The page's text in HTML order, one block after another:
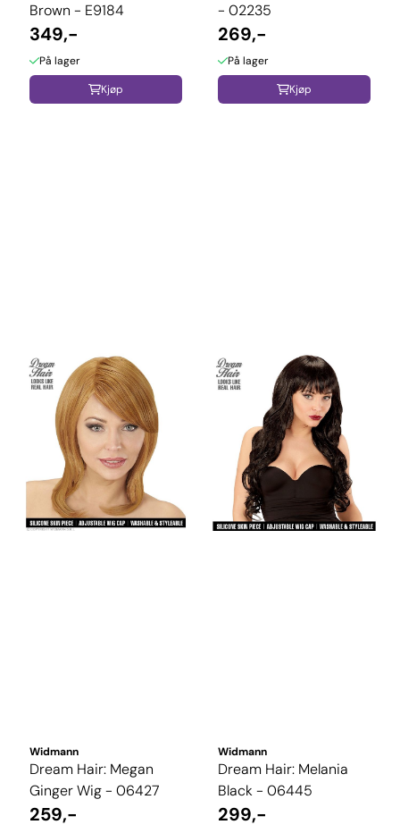
Brown - E9184
349,-
På lager
Kjøp
- 02235
269,-
På lager
Kjøp
Widmann
Dream Hair: Megan
Ginger Wig - 06427
259,-
Widmann
Dream Hair: Melania
Black - 06445
299,-